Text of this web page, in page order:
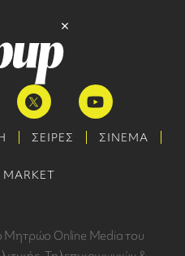
ΣΕΙΡΕΣ ΣΙΝΕΜΑ
MARKET
Μητρώο Online Media του